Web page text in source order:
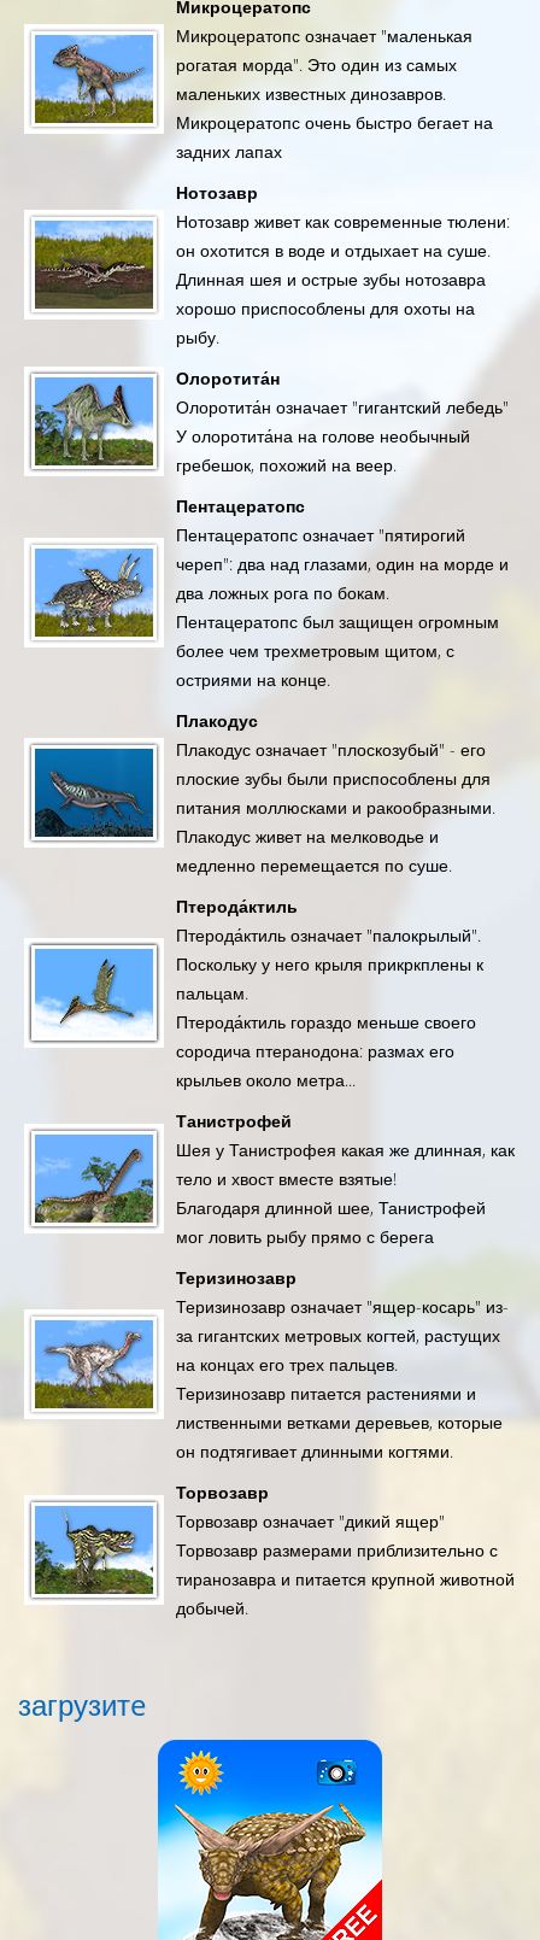
Микроцератопс
Микроцератопс означает "маленькая
рогатая морда". Это один из самых
маленьких известных динозавров.
Микроцератопс очень быстро бегает на
задних лапах
Нотозавр
Нотозавр живет как современные тюлени:
он охотится в воде и отдыхает на суше.
Длинная шея и острые зубы нотозавра
хорошо приспособлены для охоты на
рыбу.
Олоротита́н
Олоротита́н означает "гигантский лебедь"
У олоротита́на на голове необычный
гребешок, похожий на веер.
Пентацератопс
Пентацератопс означает "пятирогий
череп": два над глазами, один на морде и
два ложных рога по бокам.
Пентацератопс был защищен огромным
более чем трехметровым щитом, с
остриями на конце.
Плакодус
Плакодус означает "плоскозубый" - его
плоские зубы были приспособлены для
питания моллюсками и ракообразными.
Плакодус живет на мелководье и
медленно перемещается по суше.
Птерода́ктиль
Птерода́ктиль означает "палокрылый".
Поскольку у него крыля прикркплены к
пальцам.
Птерода́ктиль гораздо меньше своего
сородича птеранодона: размах его
крыльев около метра...
Танистрофей
Шея у Танистрофея какая же длинная, как
тело и хвост вместе взятые!
Благодаря длинной шее, Танистрофей
мог ловить рыбу прямо с берега
Теризинозавр
Теризинозавр означает "ящер-косарь" из-
за гигантских метровых когтей, растущих
на концах его трех пальцев.
Теризинозавр питается растениями и
лиственными ветками деревьев, которые
он подтягивает длинными когтями.
Торвозавр
Торвозавр означает "дикий ящер"
Торвозавр размерами приблизительно с
тиранозавра и питается крупной животной
добычей.
загрузитe